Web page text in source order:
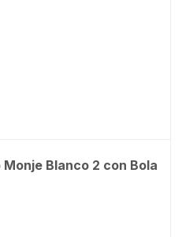
Blanco 2 con Bola